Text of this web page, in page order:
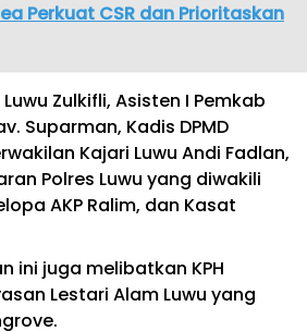
Perkuat CSR dan Prioritaskan
Zulkifli, Asisten I Pemkab
Suparman, Kadis DPMD
Kajari Luwu Andi Fadlan,
Polres Luwu yang diwakili
AKP Ralim, dan Kasat
ini juga melibatkan KPH
Lestari Alam Luwu yang